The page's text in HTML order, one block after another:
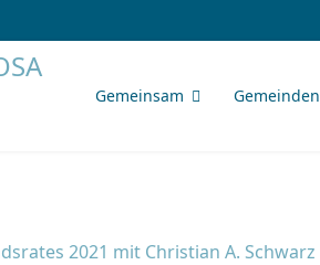
Gemeinsam Gemeinden
2021 mit Christian A. Schwarz